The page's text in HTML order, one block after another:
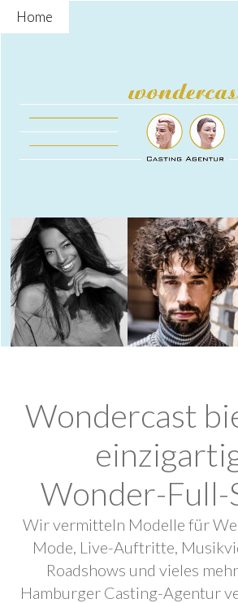
Home
Wondercast
Wonder-Full-
Wir vermitteln Modelle für
Mode, Live-Auftritte,
Roadshows und vieles
Hamburger Casting-Agentur